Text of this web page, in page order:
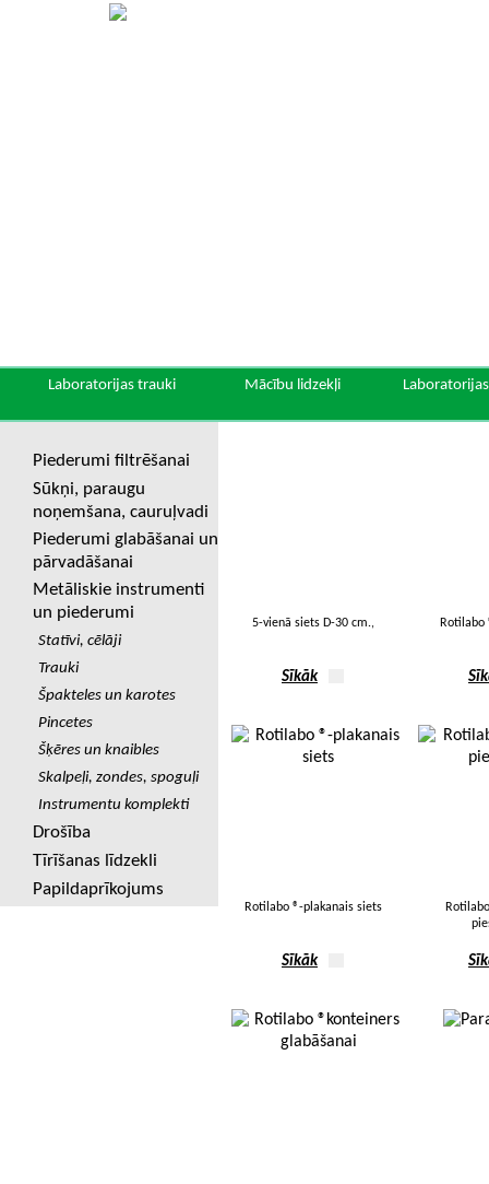
Laboratorijas trauki Mācību lidzekļi
Piederumi filtrēšanai
Sūkņi, paraugu
noņemšana, cauruļvadi
Piederumi glabāšanai un
pārvadāšanai
Metāliskie instrumenti
un piederumi
Statīvi, cēlāji
Trauki
Špakteles un karotes
Pincetes
Šķēres un knaibles
Skalpeļi, zondes, spoguļi
Instrumentu komplekti
Drošība
Tīrīšanas līdzekli
Papildaprīkojums
5-vienā siets D-30 cm.,
Sīkāk
Rotilabo
Rotilabo ®-plakanais siets
Sīkāk